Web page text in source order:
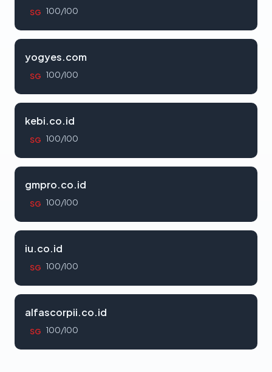
SG 100/100
yogyes.com
SG 100/100
kebi.co.id
SG 100/100
gmpro.co.id
SG 100/100
iu.co.id
SG 100/100
alfascorpii.co.id
SG 100/100